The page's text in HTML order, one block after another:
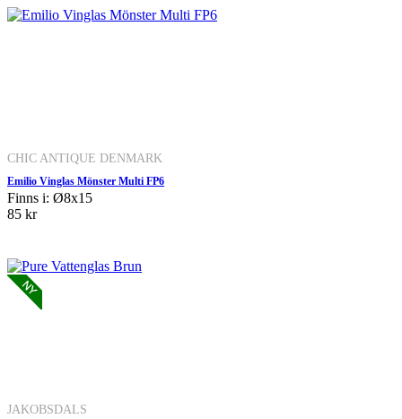
CHIC ANTIQUE DENMARK
Emilio Vinglas Mönster Multi FP6
Finns i: Ø8x15
85 kr
JAKOBSDALS